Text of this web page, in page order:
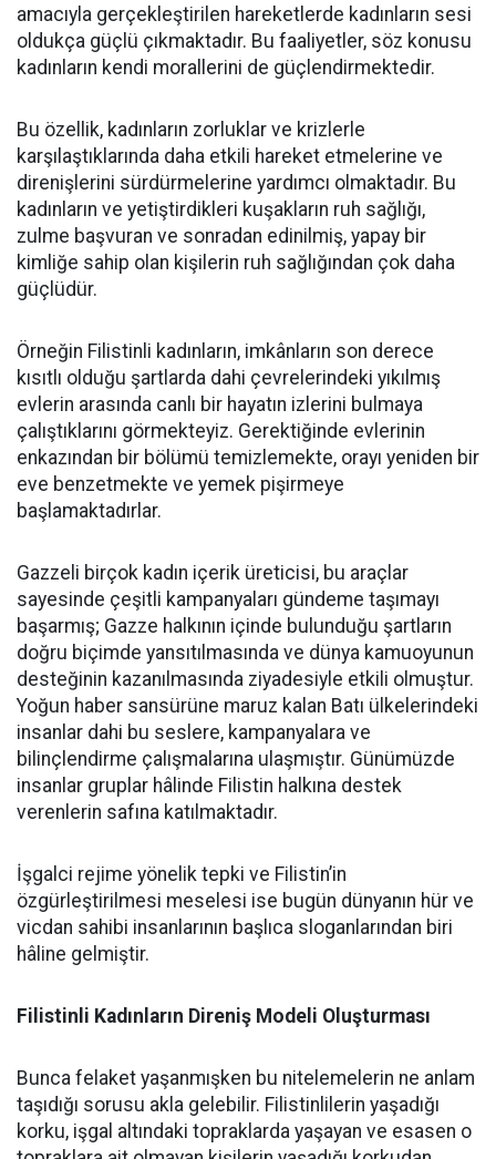
amacıyla gerçekleştirilen hareketlerde kadınların sesi
oldukça güçlü çıkmaktadır. Bu faaliyetler, söz konusu
kadınların kendi morallerini de güçlendirmektedir.
Bu özellik, kadınların zorluklar ve krizlerle
karşılaştıklarında daha etkili hareket etmelerine ve
direnişlerini sürdürmelerine yardımcı olmaktadır. Bu
kadınların ve yetiştirdikleri kuşakların ruh sağlığı,
zulme başvuran ve sonradan edinilmiş, yapay bir
kimliğe sahip olan kişilerin ruh sağlığından çok daha
güçlüdür.
Örneğin Filistinli kadınların, imkânların son derece
kısıtlı olduğu şartlarda dahi çevrelerindeki yıkılmış
evlerin arasında canlı bir hayatın izlerini bulmaya
çalıştıklarını görmekteyiz. Gerektiğinde evlerinin
enkazından bir bölümü temizlemekte, orayı yeniden bir
eve benzetmekte ve yemek pişirmeye
başlamaktadırlar.
Gazzeli birçok kadın içerik üreticisi, bu araçlar
sayesinde çeşitli kampanyaları gündeme taşımayı
başarmış; Gazze halkının içinde bulunduğu şartların
doğru biçimde yansıtılmasında ve dünya kamuoyunun
desteğinin kazanılmasında ziyadesiyle etkili olmuştur.
Yoğun haber sansürüne maruz kalan Batı ülkelerindeki
insanlar dahi bu seslere, kampanyalara ve
bilinçlendirme çalışmalarına ulaşmıştır. Günümüzde
insanlar gruplar hâlinde Filistin halkına destek
verenlerin safına katılmaktadır.
İşgalci rejime yönelik tepki ve Filistin’in
özgürleştirilmesi meselesi ise bugün dünyanın hür ve
vicdan sahibi insanlarının başlıca sloganlarından biri
hâline gelmiştir.
Filistinli Kadınların Direniş Modeli Oluşturması
Bunca felaket yaşanmışken bu nitelemelerin ne anlam
taşıdığı sorusu akla gelebilir. Filistinlilerin yaşadığı
korku, işgal altındaki topraklarda yaşayan ve esasen o